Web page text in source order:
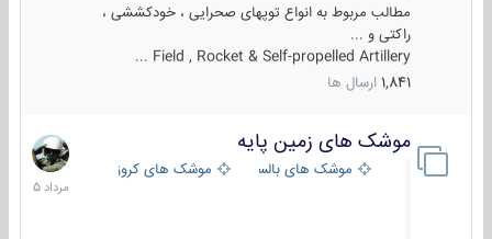
مطالب مربوط به انواع توپهای صحرایی ، خودکششی ،
راکتی و ...
Field , Rocket & Self-propelled Artillery ...
1,841 ارسال ها
موشک های زمین پایه
موشک های بالستیک موشک های کروز
2
مرداد
1405